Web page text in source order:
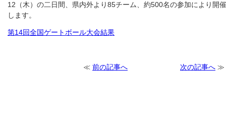
12（木）の二日間、県内外より85チーム、約500名の参加により開
します。
第14回全国ゲートボール大会結果
≪ 前の記事へ 次の記事へ ≫